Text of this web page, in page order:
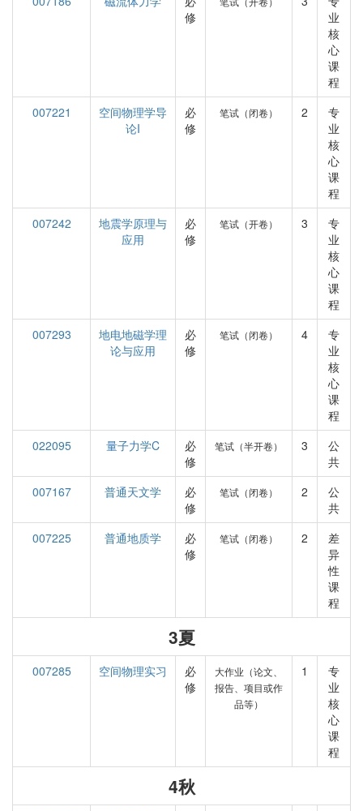
修
业
核
心
课
程
007221
空间物理学导
论I
必
修
笔试（闭卷） 2
专
业
核
心
课
程
007242
地震学原理与
应用
必
修
笔试（开卷） 3
专
业
核
心
课
程
007293
地电地磁学理
论与应用
必
修
笔试（闭卷） 4
专
业
核
心
课
程
022095
量子力学C
必
修
笔试（半开卷） 3
公
共
007167
普通天文学
必
修
笔试（闭卷） 2
公
共
007225
普通地质学
必
修
笔试（闭卷） 2
差
异
性
课
程
3夏
007285 空间物理实习
必
修
大作业（论文、
报告、项目或作
品等）
1
专
业
核
心
课
程
4秋